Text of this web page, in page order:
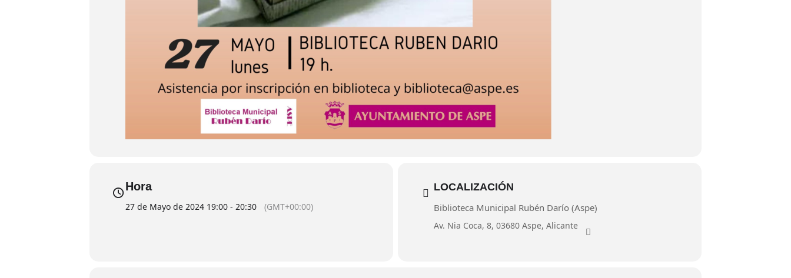
Hora
27 de Mayo de 2024 19:00 - 20:30 (GMT+00:00)
LOCALIZACIÓN
Biblioteca Municipal Rubén Darío (Aspe)
Av. Nia Coca, 8, 03680 Aspe, Alicante